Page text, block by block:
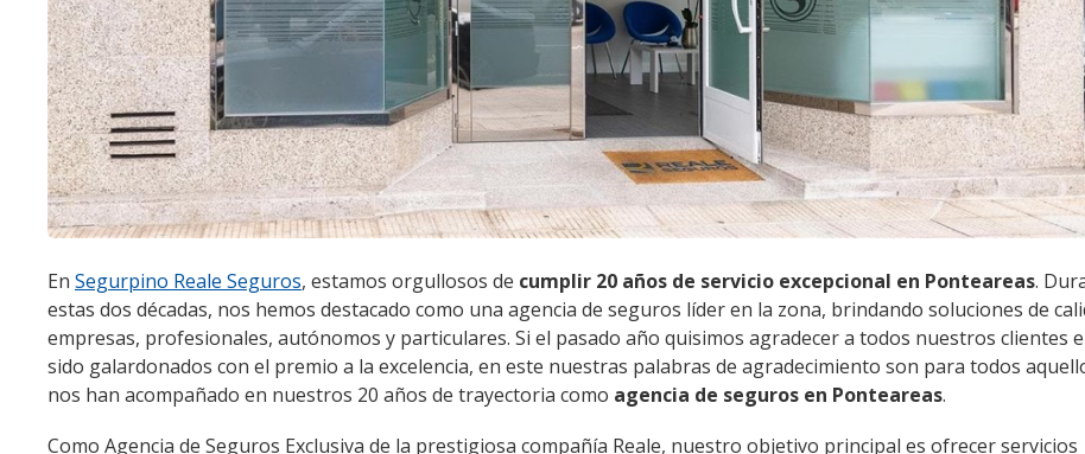
En Segurpino Reale Seguros, estamos orgullosos de cumplir 20 años de servicio excepcional en Ponteareas.
estas dos décadas, nos hemos destacado como una agencia de seguros líder en la zona, brindando soluciones de
empresas, profesionales, autónomos y particulares. Si el pasado año quisimos agradecer a todos nuestros clientes
sido galardonados con el premio a la excelencia, en este nuestras palabras de agradecimiento son para todos
nos han acompañado en nuestros 20 años de trayectoria como agencia de seguros en Ponteareas.
Como Agencia de Seguros Exclusiva de la prestigiosa compañía Reale, nuestro objetivo principal es ofrecer servicios